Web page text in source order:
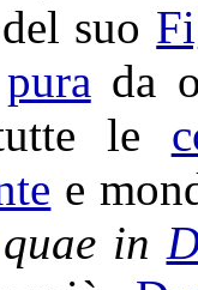
suo
pura da
le
e
in